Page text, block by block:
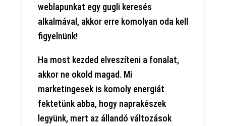
weblapunkat egy gugli keresés
alkalmával, akkor erre komolyan oda kell
figyelnünk!
Ha most kezded elveszíteni a fonalat,
akkor ne okold magad. Mi
marketingesek is komoly energiát
fektetünk abba, hogy naprakészek
legyünk, mert az állandó változások